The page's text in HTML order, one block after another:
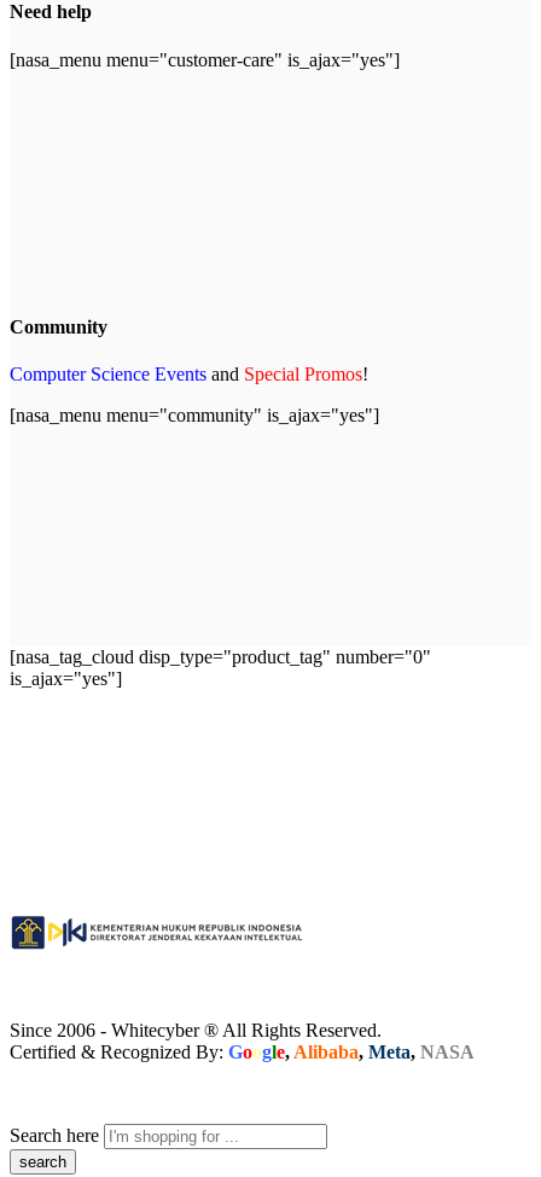
Need help
[nasa_menu menu="customer-care" is_ajax="yes"]
Community
Computer Science Events and Special Promos!
[nasa_menu menu="community" is_ajax="yes"]
[nasa_tag_cloud disp_type="product_tag" number="0"
is_ajax="yes"]
Since 2006 - Whitecyber ® All Rights Reserved.
Certified & Recognized By: Google, Alibaba, Meta, NASA
Search here